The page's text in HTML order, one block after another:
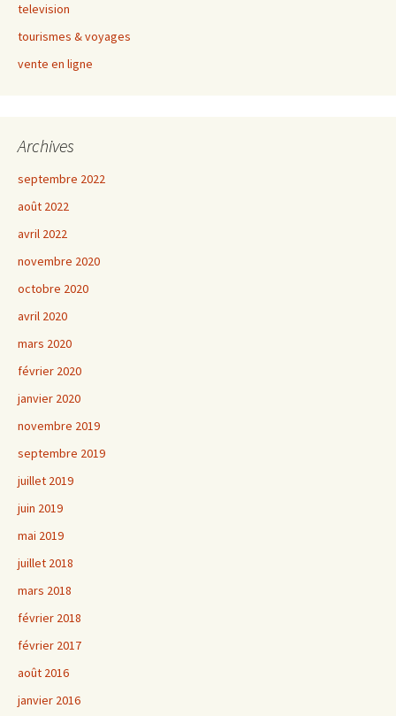
television
tourismes & voyages
vente en ligne
Archives
septembre 2022
août 2022
avril 2022
novembre 2020
octobre 2020
avril 2020
mars 2020
février 2020
janvier 2020
novembre 2019
septembre 2019
juillet 2019
juin 2019
mai 2019
juillet 2018
mars 2018
février 2018
février 2017
août 2016
janvier 2016